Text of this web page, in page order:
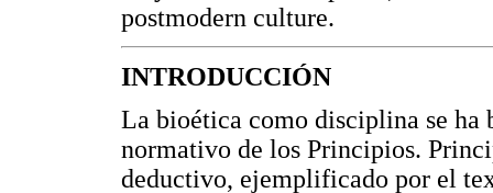
postmodern culture.
INTRODUCCIÓN
La bioética como disciplina se ha
normativo de los Principios.
deductivo, ejemplificado por el